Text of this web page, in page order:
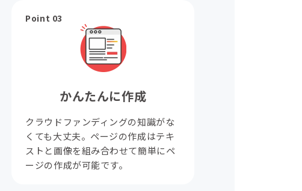
Point 03
かんたんに作成
クラウドファンディングの知識がな
くても大丈夫。ページの作成はテキ
ストと画像を組み合わせて簡単にペ
ージの作成が可能です。